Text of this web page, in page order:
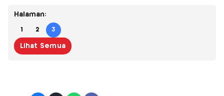
Halaman:
1 2 3
Lihat Semua